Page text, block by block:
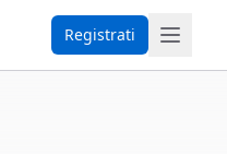
Registrati